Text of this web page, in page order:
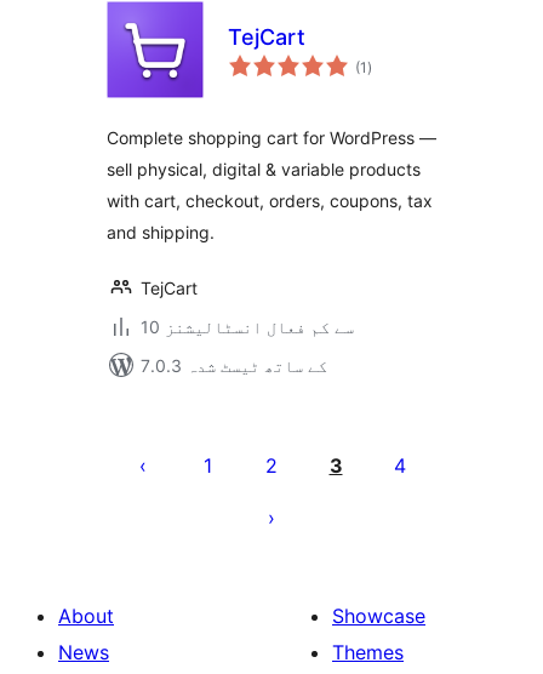
TejCart
(1 مجموعی
درجہ
)
Complete shopping cart for WordPress —
sell physical, digital & variable products
with cart, checkout, orders, coupons, tax
and shipping.
TejCart
10 سے کم فعال انسٹالیشنز
7.0.3 کے ساتھ ٹیسٹ شدہ
pagination
1 2 3 4
About
News
Showcase
Themes